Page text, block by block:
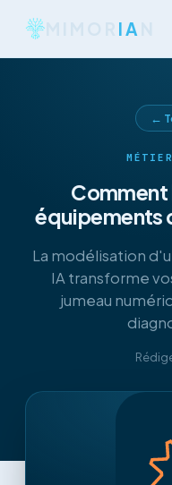
IA
←
MÉTIER
Comment
équipements
La modélisation
IA transforme
jumeau